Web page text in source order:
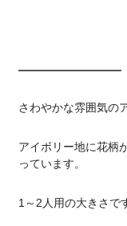
さわやかな雰囲気の
アイボリー地に花柄
っています。
1～2人用の大きさで